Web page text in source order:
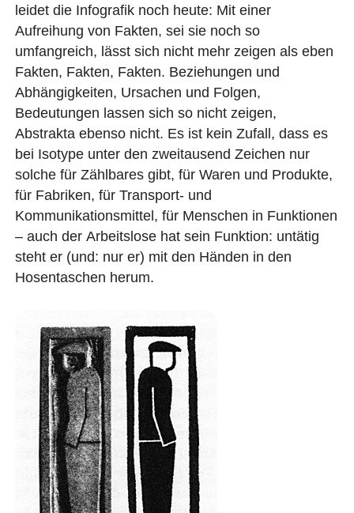
leidet die Infografik noch heute: Mit einer
Aufreihung von Fakten, sei sie noch so
umfangreich, lässt sich nicht mehr zeigen als eben
Fakten, Fakten, Fakten. Beziehungen und
Abhängigkeiten, Ursachen und Folgen,
Bedeutungen lassen sich so nicht zeigen,
Abstrakta ebenso nicht. Es ist kein Zufall, dass es
bei Isotype unter den zweitausend Zeichen nur
solche für Zählbares gibt, für Waren und Produkte,
für Fabriken, für Transport- und
Kommunikationsmittel, für Menschen in Funktionen
– auch der Arbeitslose hat sein Funktion: untätig
steht er (und: nur er) mit den Händen in den
Hosentaschen herum.